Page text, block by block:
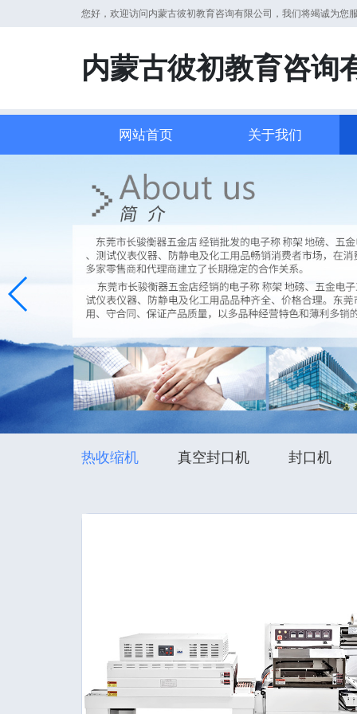
您好，欢迎访问内蒙古彼初教育咨询有限公司，我们将竭诚为您
内蒙古彼初教育咨询
网站首页 关于我们
热收缩机 真空封口机 封口机